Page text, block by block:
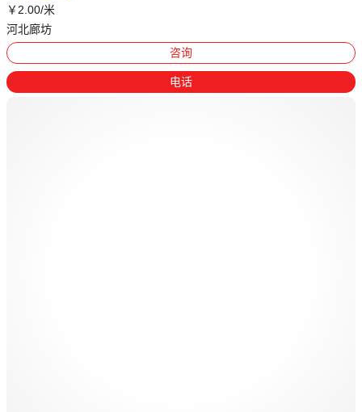
￥ 2 .00/米
河北廊坊
咨询
电话